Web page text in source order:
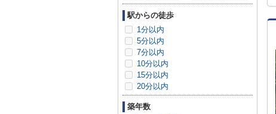
駅からの徒歩
1分以内
5分以内
7分以内
10分以内
15分以内
20分以内
築年数